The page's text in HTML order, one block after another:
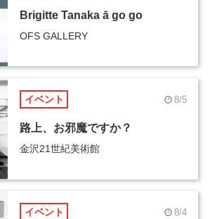
Brigitte Tanaka ā go go
OFS GALLERY
イベント 8/5
路上、お邪魔ですか？
金沢21世紀美術館
イベント 8/4